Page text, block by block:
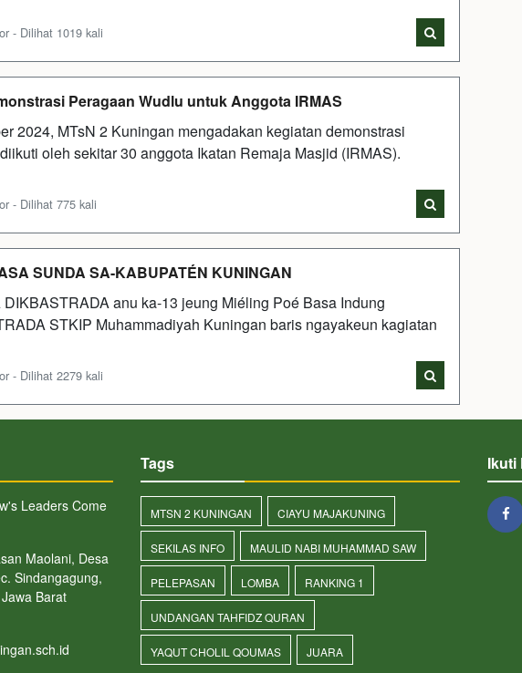
- Dilihat 1019 kali
Peragaan Wudlu untuk Anggota IRMAS
2024, MTsN 2 Kuningan mengadakan kegiatan demonstrasi
oleh sekitar 30 anggota Ikatan Remaja Masjid (IRMAS).
- Dilihat 775 kali
SUNDA SA-KABUPATÉN KUNINGAN
anu ka-13 jeung Miéling Poé Basa Indung
STKIP Muhammadiyah Kuningan baris ngayakeun kagiatan
- Dilihat 2279 kali
Leaders Come
Maolani, Desa
Sindangagung,
Barat
Tags
MTSN 2 KUNINGAN CIAYU MAJAKUNING
SEKILAS INFO MAULID NABI MUHAMMAD SAW
PELEPASAN LOMBA RANKING 1
UNDANGAN TAHFIDZ QURAN
YAQUT CHOLIL QOUMAS JUARA
Ikuti